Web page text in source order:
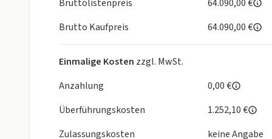
Bruttolistenpreis
64.090,00 €
Brutto Kaufpreis
64.090,00 €
Einmalige Kosten zzgl. MwSt.
Anzahlung
0,00 €
Überführungskosten
1.252,10 €
Zulassungskosten
keine Angabe